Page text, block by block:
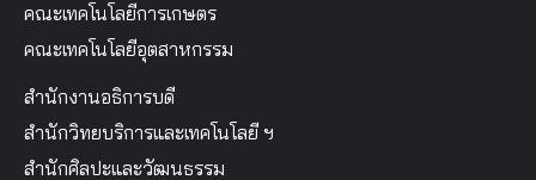
คณะเทคโนโลยีการเกษตร
คณะเทคโนโลยีอุตสาหกรรม
สำนักงานอธิการบดี
สำนักวิทยบริการและเทคโนโลยี ฯ
สำนักศิลปะและวัฒนธรรม